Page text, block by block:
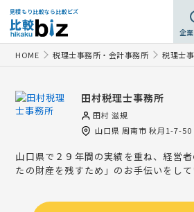
見積もり比較なら比較ビズ
企
HOME 税理士事務所・会計事務所 税理士
田村税理士事務所
田村 滋規
山口県 周南市 秋月1-7-50
山口県で２９年間の実績を重ね、経営
たの財産を残すため」のお手伝いをして